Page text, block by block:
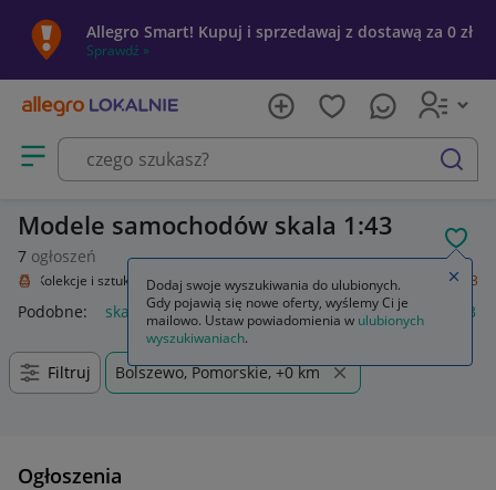
Allegro Smart! Kupuj i sprzedawaj z dostawą za 0 zł
Sprawdź »
Otwórz menu z kategoriami
szukaj
Modele samochodów skala 1:43
7 ogłoszeń
Kolekcje i sztuka Kolekcje Modelarstwo Samochody skala 1:43
Podobne: skala 1 43 star skala 1 43 audi a4 b9 skala 1 43
Filtruj Bolszewo, Pomorskie, +0 km
Ogłoszenia
Dodaj swoje wyszukiwania do ulubionych.
Gdy pojawią się nowe oferty, wyślemy Ci je
mailowo. Ustaw powiadomienia w ulubionych
wyszukiwaniach.